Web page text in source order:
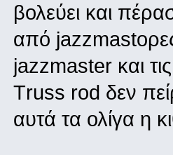
βολεύει και
από
jazzmaster και
Τruss rod δεν
αυτά τα ολίγα η